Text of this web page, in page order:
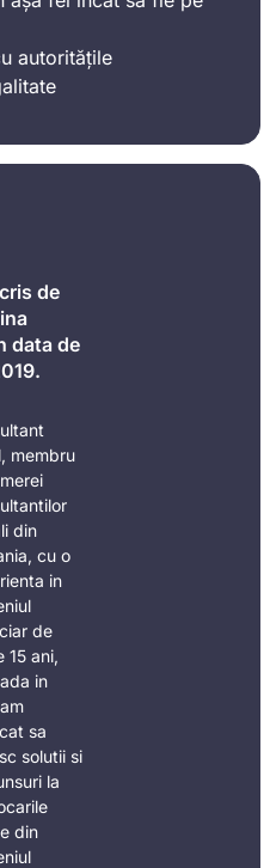
autoritățile
de
data de
membru
din
cu o
in
de
15 ani,
in
sa
solutii si
la
din